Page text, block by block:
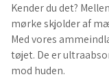
Kender du det?
mørke skjolder af
Med vores
tøjet. De er
mod huden.